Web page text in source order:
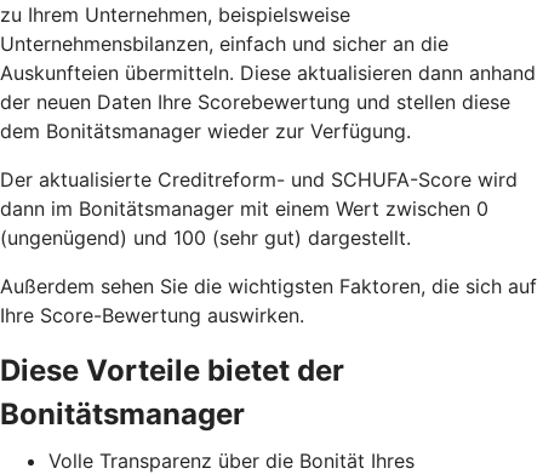
zu Ihrem Unternehmen, beispielsweise
Unternehmensbilanzen, einfach und sicher an die
Auskunfteien übermitteln. Diese aktualisieren dann anhand
der neuen Daten Ihre Scorebewertung und stellen diese
dem Bonitätsmanager wieder zur Verfügung.
Der aktualisierte Creditreform- und SCHUFA-Score wird
dann im Bonitätsmanager mit einem Wert zwischen 0
(ungenügend) und 100 (sehr gut) dargestellt.
Außerdem sehen Sie die wichtigsten Faktoren, die sich auf
Ihre Score-Bewertung auswirken.
Diese Vorteile bietet der
Bonitätsmanager
Volle Transparenz über die Bonität Ihres